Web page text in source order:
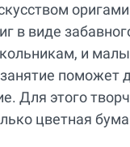
в виде
и
поможет
Для этого
цветная